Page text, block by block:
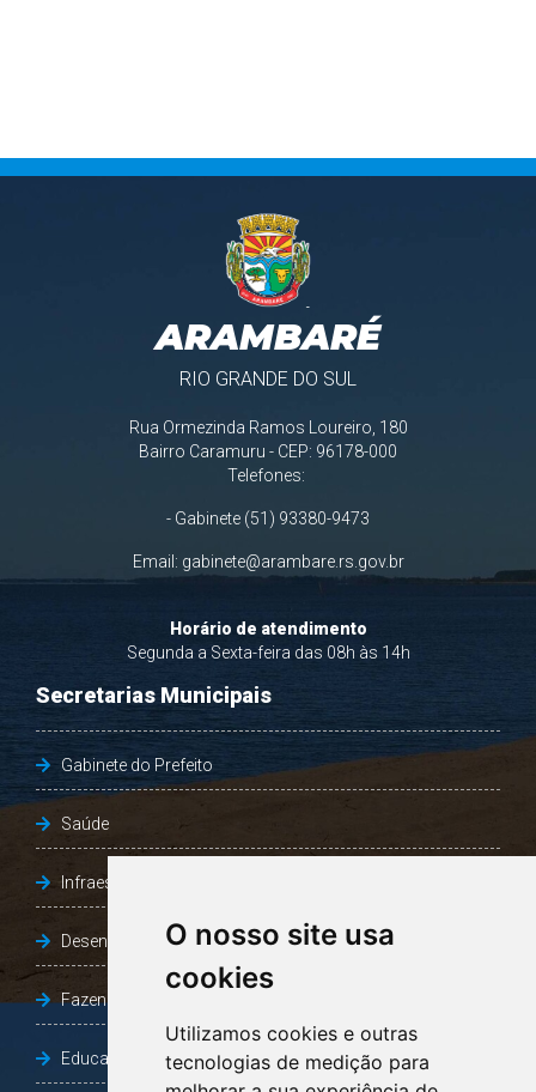
O nosso site usa
cookies
Utilizamos cookies e outras
tecnologias de medição para
ARAMBARÉ
RIO GRANDE DO SUL
Rua Ormezinda Ramos Loureiro, 180
Bairro Caramuru - CEP: 96178-000
Telefones:
- Gabinete (51) 93380-9473
Email: gabinete@arambare.rs.gov.br
Horário de atendimento
Segunda a Sexta-feira das 08h às 14h
Secretarias Municipais
Gabinete do Prefeito
Saúde
Infraestrutura, Agricultura e Meio Ambiente
Desenvolvimento Social
Fazenda e Desenvolvimento Econômico
Educação